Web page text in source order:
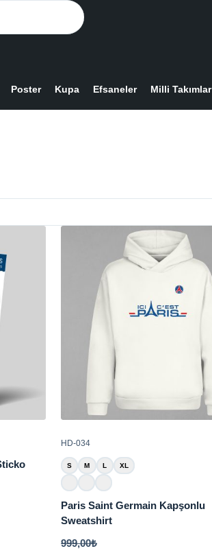
Poster Kupa Efsaneler Milli Takımlar
HD-034
S M L XL
Paris Saint Germain Kapşonlu
Sweatshirt
999,00₺